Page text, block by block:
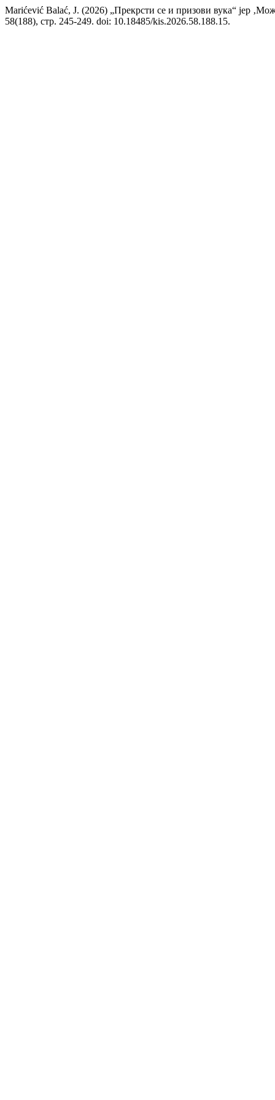
Marićević Balać, J. (2026) „Прекрсти се и призови вука“ јер
58(188), стр. 245-249. doi: 10.18485/kis.2026.58.188.15.